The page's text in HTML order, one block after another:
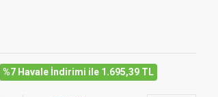
%7 Havale İndirimi ile 1.695,39 TL